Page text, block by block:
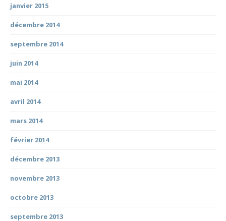
janvier 2015
décembre 2014
septembre 2014
juin 2014
mai 2014
avril 2014
mars 2014
février 2014
décembre 2013
novembre 2013
octobre 2013
septembre 2013